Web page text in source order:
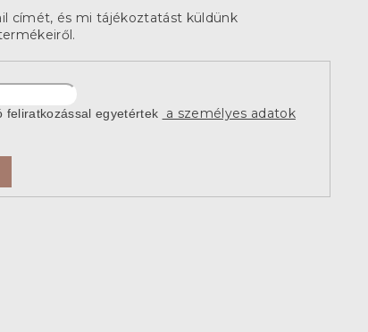
címét, és mi tájékoztatást küldünk
feliratkozással egyetértek
a személyes adatok